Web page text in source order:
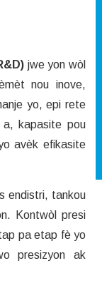
jwe yon wòl
nou inove,
yo, epi rete
kapasite pou
avèk efikasite
endistri, tankou
Kontwòl presi
pa etap fè yo
presizyon ak